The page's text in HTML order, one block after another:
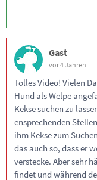
Gast
vor 4 Jahren
Tolles Video! Vielen
Hund als Welpe
Kekse suchen zu
ensprechenden
ihm Kekse zum
das auch so, dass er
verstecke. Aber sehr
findet und während